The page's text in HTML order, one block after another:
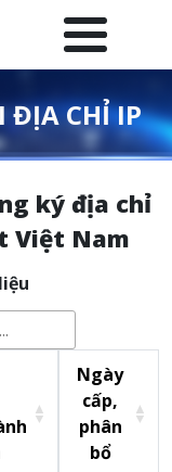
ĐỊA CHỈ IP
ký địa chỉ
Việt Nam
Ngày
cấp,
phân
bổ